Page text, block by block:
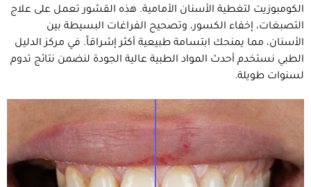
الكومبوزيت لتغطية الأسنان الأمامية. هذه القشور تعمل على علاج
التصبغات، إخفاء الكسور، وتصحيح الفراغات البسيطة بين
الأسنان، مما يمنحك ابتسامة طبيعية أكثر إشراقاً. في مركز الدليل
الطبي نستخدم أحدث المواد الطبية عالية الجودة لنضمن نتائج تدوم
لسنوات طويلة.